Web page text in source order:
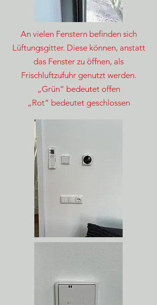
An vielen Fenstern befinden sich
Lüftungsgitter. Diese können, anstatt
das Fenster zu öffnen, als
Frischluftzufuhr genutzt werden.
„Grün“ bedeutet offen
„Rot“ bedeutet geschlossen